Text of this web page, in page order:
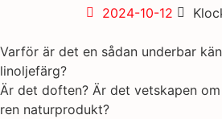
2024-10-12
Varför är det en sådan underbar
linoljefärg?
Är det doften? Är det vetskapen
ren naturprodukt?